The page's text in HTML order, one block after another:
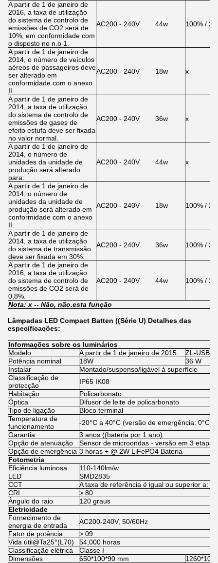
A partir de 1 de janeiro de
2016, a taxa de utilização
do sistema de controlo de
emissões de CO2 será de
10%, em conformidade com
o disposto no n.o 1.
AC200 - 240V 44w 100% /
A partir de 1 de janeiro de
2014, o número de veículos
aéreos de passageiros deve
ser alterado em
conformidade com o anexo
II.
AC200 - 240V 18w x
A partir de 1 de janeiro de
2014, a taxa de utilização
do sistema de controlo de
emissões de gases de
efeito estufa deve ser fixada
no valor normal.
AC200 - 240V 36w x
A partir de 1 de janeiro de
2014, o número de
unidades da unidade de
produção será alterado
para:
AC200 - 240V 44w x
A partir de 1 de janeiro de
2014, o número de
unidades da unidade de
produção será alterado em
conformidade com o anexo
II.
AC200 - 240V 18w 100% /
A partir de 1 de janeiro de
2014, a taxa de utilização
do sistema de transmissão
deve ser fixada em 30%.
AC200 - 240V 36w 100% /
A partir de 1 de janeiro de
2016, a taxa de utilização
do sistema de controlo de
emissões de CO2 será de
0,8%.
AC200 - 240V 44w 100% /
Nota: x -- Não, não.esta função
Lâmpadas LED Compact Batten ((Série U) Detalhes das
especificações:
Informações sobre os luminários
Modelo
A partir de 1 de janeiro de 2015:
ZL-
Potência nominal
18W
36 W
Instalar
Montado/suspenso/ligável à superfície
Classificação de
protecção
IP65 IK08
Habitação
Policarbonato
Óptica
Difusor de leite de policarbonato
Tipo de ligação
Bloco terminal
Temperatura de
funcionamento
-20°C a 40°C (versão de emergência: 0°C a
Garantia
3 anos ((bateria por 1 ano)
Opção de atenuação
Sensor de microondas - versão em 3
Opção de emergência 3 horas + @ 2W LiFePO4 Bateria
Fotometria
Eficiência luminosa
110-140lm/w
LED
SMD2835
CCT
A taxa de referência é igual ou superior a:
CRI
> 80
Ângulo do raio
120 graus
Eletricidade
Fornecimento de
energia de entrada
AC200-240V, 50/60Hz
Fator de potência
> 09
Vida útil@Ta25°(L70)
54,000 horas
Classificação elétrica
Classe I
Dimensões
650*100*90 mm